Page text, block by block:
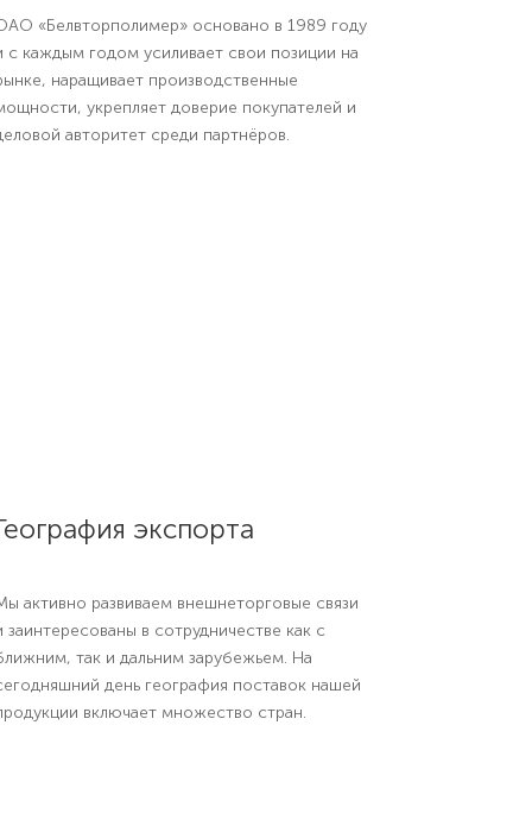
«Белвторполимер» основано в 1989 году
с каждым годом усиливает свои позиции на
наращивает производственные
укрепляет доверие покупателей и
авторитет среди партнёров.
экспорта
активно развиваем внешнеторговые связи
заинтересованы в сотрудничестве как с
так и дальним зарубежьем. На
день география поставок нашей
включает множество стран.